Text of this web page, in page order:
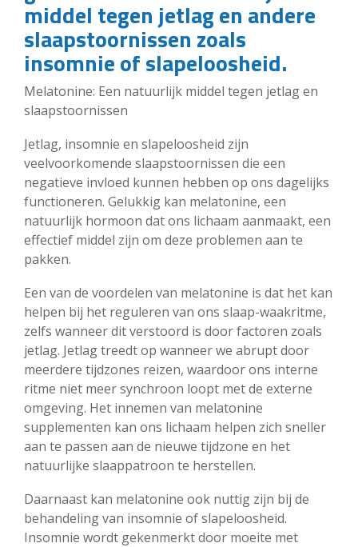
middel tegen jetlag en andere
slaapstoornissen zoals
insomnie of slapeloosheid.
Melatonine: Een natuurlijk middel tegen jetlag en
slaapstoornissen
Jetlag, insomnie en slapeloosheid zijn
veelvoorkomende slaapstoornissen die een
negatieve invloed kunnen hebben op ons dagelijks
functioneren. Gelukkig kan melatonine, een
natuurlijk hormoon dat ons lichaam aanmaakt, een
effectief middel zijn om deze problemen aan te
pakken.
Een van de voordelen van melatonine is dat het kan
helpen bij het reguleren van ons slaap-waakritme,
zelfs wanneer dit verstoord is door factoren zoals
jetlag. Jetlag treedt op wanneer we abrupt door
meerdere tijdzones reizen, waardoor ons interne
ritme niet meer synchroon loopt met de externe
omgeving. Het innemen van melatonine
supplementen kan ons lichaam helpen zich sneller
aan te passen aan de nieuwe tijdzone en het
natuurlijke slaappatroon te herstellen.
Daarnaast kan melatonine ook nuttig zijn bij de
behandeling van insomnie of slapeloosheid.
Insomnie wordt gekenmerkt door moeite met